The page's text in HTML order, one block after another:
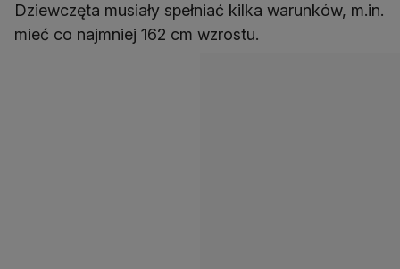
Dziewczęta musiały spełniać kilka warunków, m.in.
mieć co najmniej 162 cm wzrostu.